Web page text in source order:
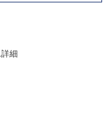
ート
細